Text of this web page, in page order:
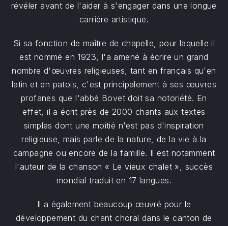
révéler avant de l'aider à s'engager dans une longue
carrière artistique.
Si sa fonction de maître de chapelle, pour laquelle il
est nommé en 1923, l'a amené à écrire un grand
nombre d'œuvres religieuses, tant en français qu'en
latin et en patois, c'est principalement à ses œuvres
profanes que l'abbé Bovet doit sa notoriété. En
effet, il a écrit près de 2000 chants aux textes
simples dont une moitié n'est pas d'inspiration
religieuse, mais parle de la nature, de la vie à la
campagne ou encore de la famille. Il est notamment
l'auteur de la chanson « Le vieux chalet », succès
mondial traduit en 17 langues.
Il a également beaucoup œuvré pour le
développement du chant choral dans le canton de